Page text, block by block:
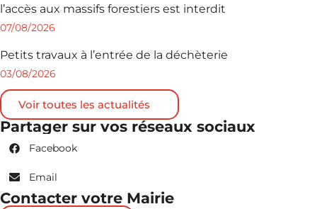
l’accès aux massifs forestiers est interdit
07/08/2026
Petits travaux à l’entrée de la déchèterie
03/08/2026
Voir toutes les actualités
Partager sur vos réseaux sociaux
Facebook
Email
Contacter votre Mairie